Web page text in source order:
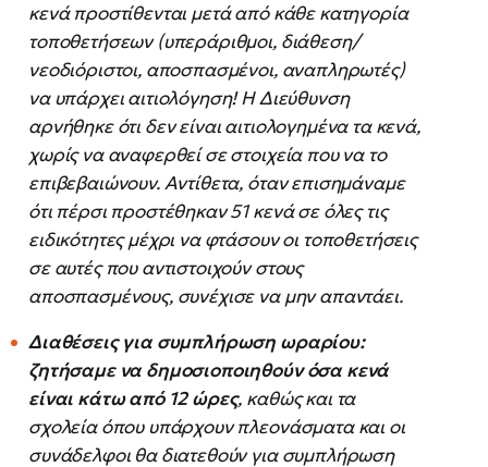
κενά προστίθενται μετά από κάθε κατηγορία
τοποθετήσεων (υπεράριθμοι, διάθεση/
νεοδιόριστοι, αποσπασμένοι, αναπληρωτές)
να υπάρχει αιτιολόγηση! Η Διεύθυνση
αρνήθηκε ότι δεν είναι αιτιολογημένα τα κενά,
χωρίς να αναφερθεί σε στοιχεία που να το
επιβεβαιώνουν. Αντίθετα, όταν επισημάναμε
ότι πέρσι προστέθηκαν 51 κενά σε όλες τις
ειδικότητες μέχρι να φτάσουν οι τοποθετήσεις
σε αυτές που αντιστοιχούν στους
αποσπασμένους, συνέχισε να μην απαντάει.
Διαθέσεις για συμπλήρωση ωραρίου:
ζητήσαμε να δημοσιοποιηθούν όσα κενά
είναι κάτω από 12 ώρες, καθώς και τα
σχολεία όπου υπάρχουν πλεονάσματα και οι
συνάδελφοι θα διατεθούν για συμπλήρωση